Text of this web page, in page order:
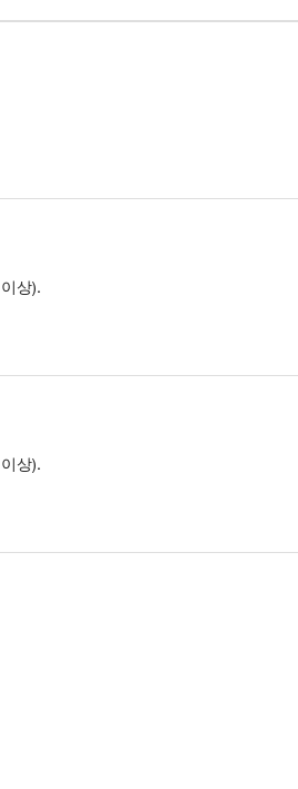
상).
상).